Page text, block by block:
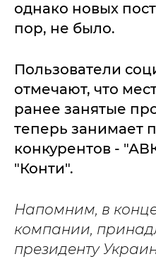
однако новых
пор, не было.
Пользователи
отмечают, что
ранее занятые
теперь занимает
конкурентов -
"Конти".
Напомним, в конце
компании,
президенту